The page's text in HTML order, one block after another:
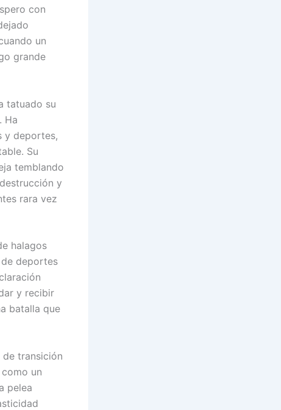
con
un
grande
tatuado su
Ha
y deportes,
Su
temblando
y
rara vez
halagos
deportes
y recibir
batalla que
transición
un
pelea